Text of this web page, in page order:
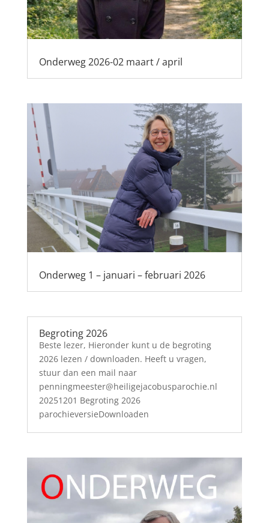
Onderweg 2026-02 maart / april
Onderweg 1 – januari – februari 2026
Begroting 2026
Beste lezer, Hieronder kunt u de begroting
2026 lezen / downloaden. Heeft u vragen,
stuur dan een mail naar
penningmeester@heiligejacobusparochie.nl
20251201 Begroting 2026
parochieversieDownloaden